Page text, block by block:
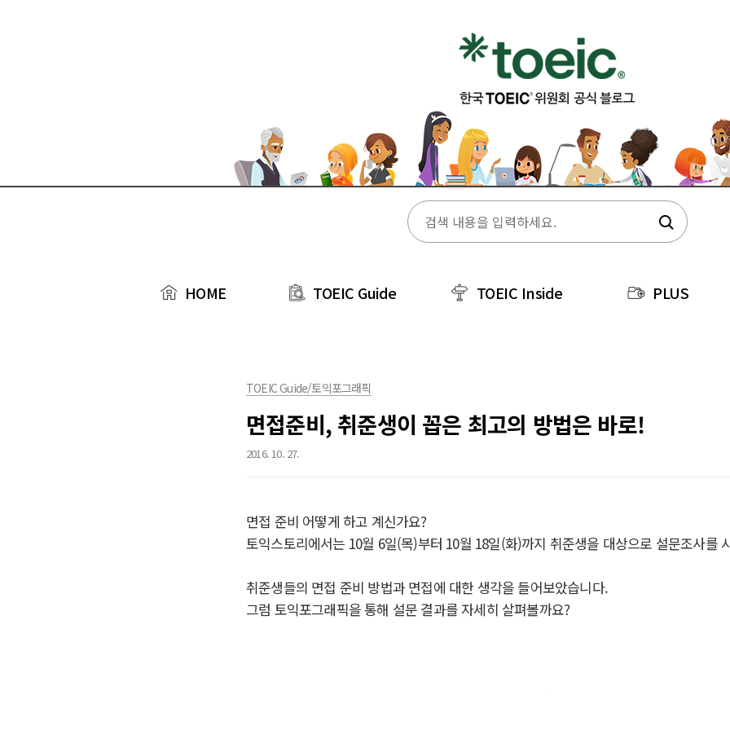
HOME TOEIC Guide TOEIC Inside PLUS
TOEIC Guide/토익포그래픽
면접준비, 취준생이 꼽은 최고의 방법은 바로!
2016. 10. 27.
면접 준비 어떻게 하고 계신가요?
토익스토리에서는 10월 6일(목)부터 10월 18일(화)까지 취준생을 대상으로 설문조사를
취준생들의 면접 준비 방법과 면접에 대한 생각을 들어보았습니다.
그럼 토익포그래픽을 통해 설문 결과를 자세히 살펴볼까요?